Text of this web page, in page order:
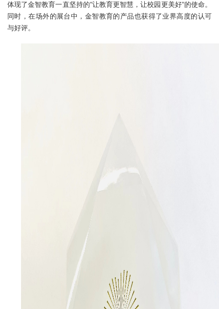
体现了金智教育一直坚持的“让教育更智慧，让校园更美好”的使命。
同时，在场外的展台中，金智教育的产品也获得了业界高度的认可
与好评。